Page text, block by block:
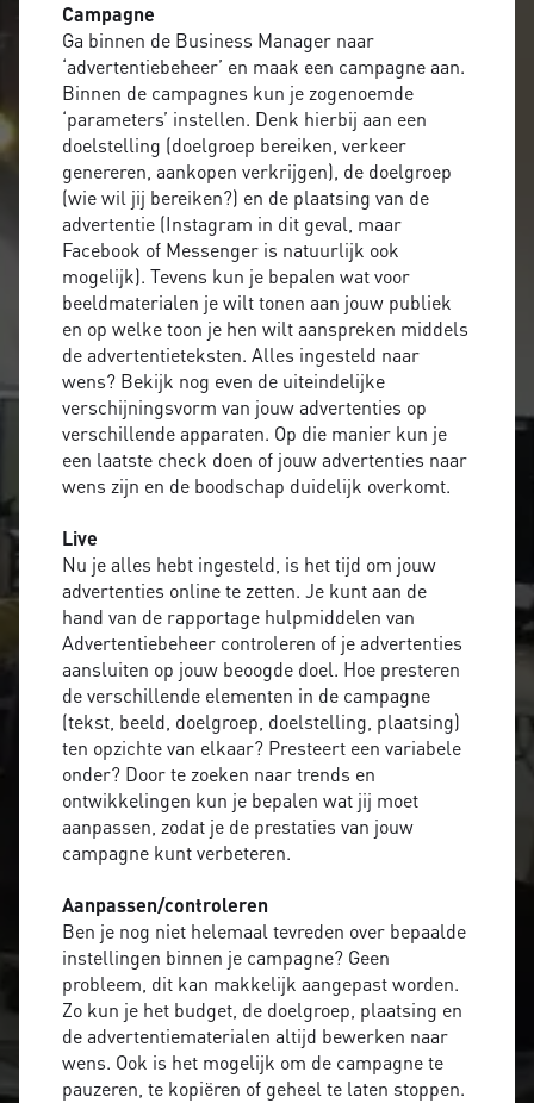
Campagne
Ga binnen de Business Manager naar
‘advertentiebeheer’ en maak een campagne aan.
Binnen de campagnes kun je zogenoemde
‘parameters’ instellen. Denk hierbij aan een
doelstelling (doelgroep bereiken, verkeer
genereren, aankopen verkrijgen), de doelgroep
(wie wil jij bereiken?) en de plaatsing van de
advertentie (Instagram in dit geval, maar
Facebook of Messenger is natuurlijk ook
mogelijk). Tevens kun je bepalen wat voor
beeldmaterialen je wilt tonen aan jouw publiek
en op welke toon je hen wilt aanspreken middels
de advertentieteksten. Alles ingesteld naar
wens? Bekijk nog even de uiteindelijke
verschijningsvorm van jouw advertenties op
verschillende apparaten. Op die manier kun je
een laatste check doen of jouw advertenties naar
wens zijn en de boodschap duidelijk overkomt.
Live
Nu je alles hebt ingesteld, is het tijd om jouw
advertenties online te zetten. Je kunt aan de
hand van de rapportage hulpmiddelen van
Advertentiebeheer controleren of je advertenties
aansluiten op jouw beoogde doel. Hoe presteren
de verschillende elementen in de campagne
(tekst, beeld, doelgroep, doelstelling, plaatsing)
ten opzichte van elkaar? Presteert een variabele
onder? Door te zoeken naar trends en
ontwikkelingen kun je bepalen wat jij moet
aanpassen, zodat je de prestaties van jouw
campagne kunt verbeteren.
Aanpassen/controleren
Ben je nog niet helemaal tevreden over bepaalde
instellingen binnen je campagne? Geen
probleem, dit kan makkelijk aangepast worden.
Zo kun je het budget, de doelgroep, plaatsing en
de advertentiematerialen altijd bewerken naar
wens. Ook is het mogelijk om de campagne te
pauzeren, te kopiëren of geheel te laten stoppen.